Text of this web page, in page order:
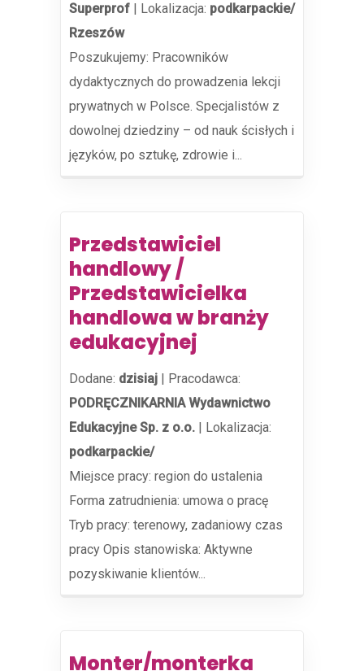
Superprof | Lokalizacja: podkarpackie/
Rzeszów
Poszukujemy: Pracowników
dydaktycznych do prowadzenia lekcji
prywatnych w Polsce. Specjalistów z
dowolnej dziedziny – od nauk ścisłych i
języków, po sztukę, zdrowie i...
Przedstawiciel
handlowy /
Przedstawicielka
handlowa w branży
edukacyjnej
Dodane: dzisiaj | Pracodawca:
PODRĘCZNIKARNIA Wydawnictwo
Edukacyjne Sp. z o.o. | Lokalizacja:
podkarpackie/
Miejsce pracy: region do ustalenia
Forma zatrudnienia: umowa o pracę
Tryb pracy: terenowy, zadaniowy czas
pracy Opis stanowiska: Aktywne
pozyskiwanie klientów...
Monter/monterka